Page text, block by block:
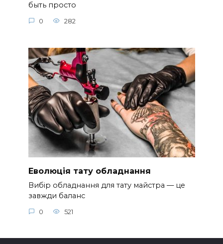
быть просто
0 282
Еволюція тату обладнання
Вибір обладнання для тату майстра — це
завжди баланс
0 521